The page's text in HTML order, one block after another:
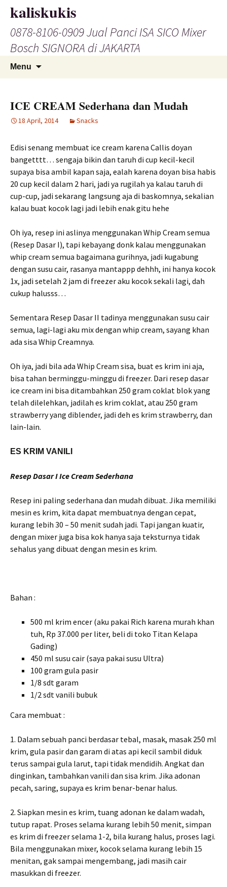
Skip
content
kaliskukis
0878-8106-0909 Jual Panci ISA SICO Mixer
Bosch SIGNORA di JAKARTA
Menu
ICE CREAM Sederhana dan Mudah
18 April, 2014 Snacks
Edisi senang membuat ice cream karena Callis doyan
bangetttt… sengaja bikin dan taruh di cup kecil-kecil
supaya bisa ambil kapan saja, ealah karena doyan bisa habis
20 cup kecil dalam 2 hari, jadi ya rugilah ya kalau taruh di
cup-cup, jadi sekarang langsung aja di baskomnya, sekalian
kalau buat kocok lagi jadi lebih enak gitu hehe
Oh iya, resep ini aslinya menggunakan Whip Cream semua
(Resep Dasar I), tapi kebayang donk kalau menggunakan
whip cream semua bagaimana gurihnya, jadi kugabung
dengan susu cair, rasanya mantappp dehhh, ini hanya kocok
1x, jadi setelah 2 jam di freezer aku kocok sekali lagi, dah
cukup halusss…
Sementara Resep Dasar II tadinya menggunakan susu cair
semua, lagi-lagi aku mix dengan whip cream, sayang khan
ada sisa Whip Creamnya.
Oh iya, jadi bila ada Whip Cream sisa, buat es krim ini aja,
bisa tahan berminggu-minggu di freezer. Dari resep dasar
ice cream ini bisa ditambahkan 250 gram coklat blok yang
telah dilelehkan, jadilah es krim coklat, atau 250 gram
strawberry yang diblender, jadi deh es krim strawberry, dan
lain-lain.
ES KRIM VANILI
Resep Dasar I Ice Cream Sederhana
Resep ini paling sederhana dan mudah dibuat. Jika memiliki
mesin es krim, kita dapat membuatnya dengan cepat,
kurang lebih 30 – 50 menit sudah jadi. Tapi jangan kuatir,
dengan mixer juga bisa kok hanya saja teksturnya tidak
sehalus yang dibuat dengan mesin es krim.
Bahan :
500 ml krim encer (aku pakai Rich karena murah khan
tuh, Rp 37.000 per liter, beli di toko Titan Kelapa
Gading)
450 ml susu cair (saya pakai susu Ultra)
100 gram gula pasir
1/8 sdt garam
1/2 sdt vanili bubuk
Cara membuat :
1. Dalam sebuah panci berdasar tebal, masak, masak 250 ml
krim, gula pasir dan garam di atas api kecil sambil diduk
terus sampai gula larut, tapi tidak mendidih. Angkat dan
dinginkan, tambahkan vanili dan sisa krim. Jika adonan
pecah, saring, supaya es krim benar-benar halus.
2. Siapkan mesin es krim, tuang adonan ke dalam wadah,
tutup rapat. Proses selama kurang lebih 50 menit, simpan
es krim di freezer selama 1-2, bila kurang halus, proses lagi.
Bila menggunakan mixer, kocok selama kurang lebih 15
menitan, gak sampai mengembang, jadi masih cair
masukkan di freezer.